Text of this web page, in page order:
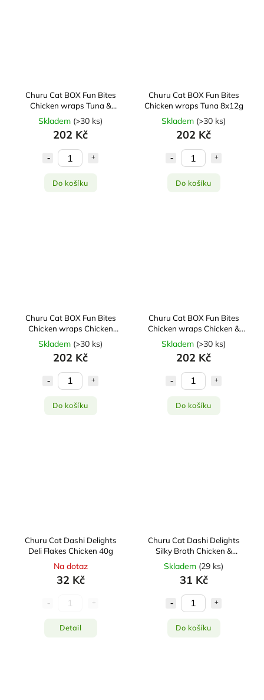
Churu Cat BOX Fun Bites
Chicken wraps Tuna &
Cheese 8x12g
Skladem (>30 ks)
202 Kč
Do košíku
Churu Cat BOX Fun Bites
Chicken wraps Tuna 8x12g
Skladem (>30 ks)
202 Kč
Do košíku
Churu Cat BOX Fun Bites
Chicken wraps Chicken
8x12g
Skladem (>30 ks)
202 Kč
Do košíku
Churu Cat BOX Fun Bites
Chicken wraps Chicken &
Pumpkin 8x12g
Skladem (>30 ks)
202 Kč
Do košíku
Churu Cat Dashi Delights
Deli Flakes Chicken 40g
Na dotaz
32 Kč
Detail
Churu Cat Dashi Delights
Silky Broth Chicken &
Salmon 40g
Skladem (29 ks)
31 Kč
Do košíku